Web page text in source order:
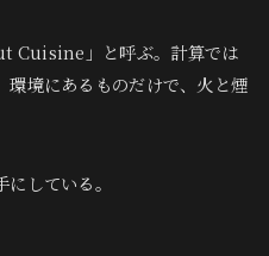
Cuisine」と呼ぶ。計算では
環境にあるものだけで、火と煙
している。